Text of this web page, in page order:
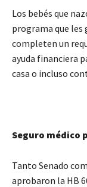
Los bebés que
programa que les
completen un
ayuda financiera
casa o incluso
Seguro médico
Tanto Senado
aprobaron la HB